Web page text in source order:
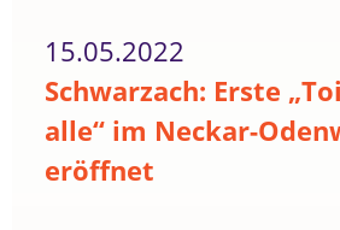
15.05.2022
Schwarzach: Erste
alle“ im Neckar-
eröffnet